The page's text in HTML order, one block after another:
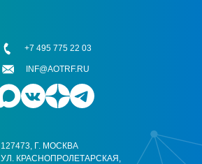
127473, Г. МОСКВА
УЛ. КРАСНОПРОЛЕТАРСКАЯ,
+7 495 775 22 03
INF@AOTRF.RU